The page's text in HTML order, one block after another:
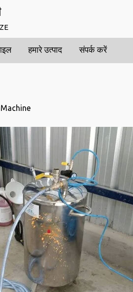
हमारे उत्पाद संपर्क करें